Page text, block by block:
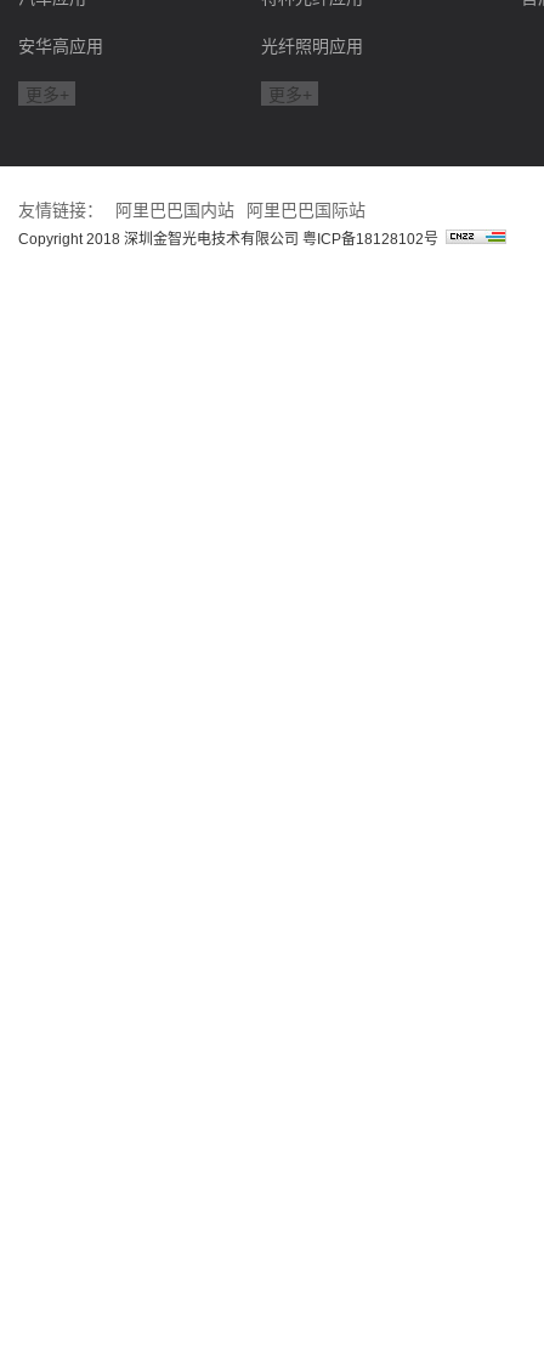
度：-20℃至
安华高应用
更多+
光纤照明应用
更多+
友情链接： 阿里巴巴国内站 阿里巴巴国际站
Copyright 2018 深圳金智光电技术有限公司 粤ICP备18128102号